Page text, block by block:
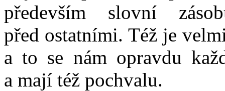
především slovní
před ostatními. Též je
a to se nám opravdu
a mají též pochvalu.